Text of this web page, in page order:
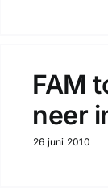
FAM
neer
26 juni 2010